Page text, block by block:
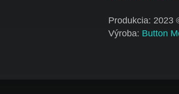
Produkcia: 2023
Výroba: Button